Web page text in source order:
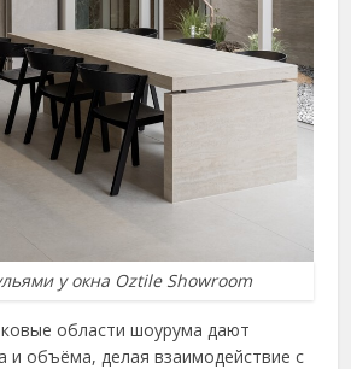
у окна Oztile Showroom
области шоурума дают
и объёма, делая взаимодействие с